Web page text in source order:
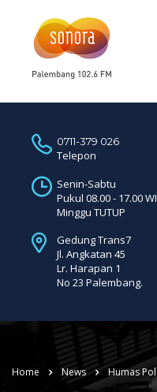
0711-379 026
Telepon
Senin-Sabtu
Pukul 08.00 - 17.00
Minggu TUTUP
Gedung Trans7
Jl. Angkatan 45
Lr. Harapan 1
No 23 Palembang.
Home News Humas